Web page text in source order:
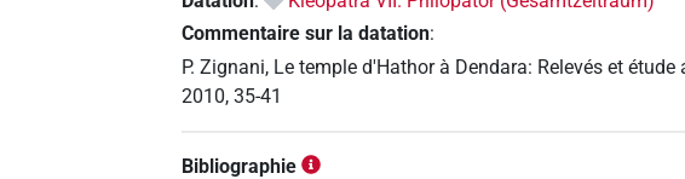
Commentaire sur la datation:
P. Zignani, Le temple d'Hathor à Dendara: Relevés et
2010, 35-41
Bibliographie